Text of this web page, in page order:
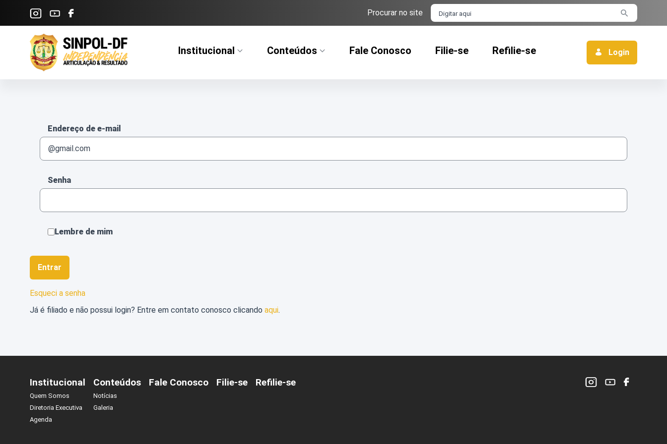
Pular para o Conteúdo principal Procurar no site Barra de busca
Institucional Conteúdos Fale Conosco Filie-se Refilie-se Login
Autenticação
Endereço de e-mail
Senha
Lembre de mim
Entrar
Esqueci a senha
Já é filiado e não possui login? Entre em contato conosco clicando aqui.
Institucional
Quem Somos
Diretoria Executiva
Agenda
Conteúdos
Notícias
Galeria
Fale Conosco Filie-se Refilie-se